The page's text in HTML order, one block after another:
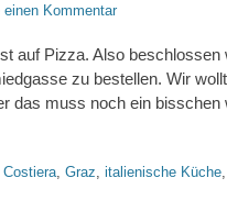
einen Kommentar
auf Pizza. Also beschlossen
zu bestellen. Wir
das muss noch ein
Graz italienische Küche